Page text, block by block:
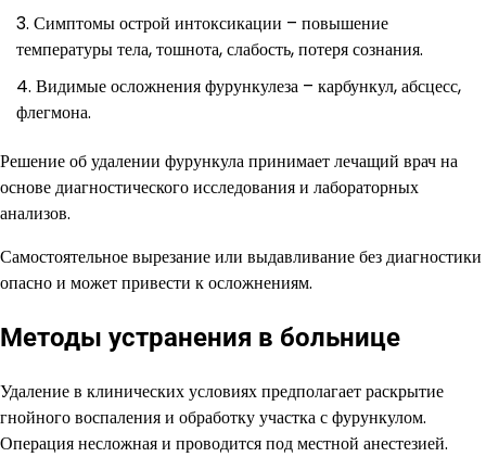
Симптомы острой интоксикации – повышение
температуры тела, тошнота, слабость, потеря сознания.
Видимые осложнения фурункулеза – карбункул, абсцесс,
флегмона.
Решение об удалении фурункула принимает лечащий врач на
основе диагностического исследования и лабораторных
анализов.
Самостоятельное вырезание или выдавливание без диагностики
опасно и может привести к осложнениям.
Методы устранения в больнице
Удаление в клинических условиях предполагает раскрытие
гнойного воспаления и обработку участка с фурункулом.
Операция несложная и проводится под местной анестезией.